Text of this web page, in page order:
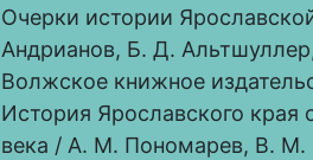
Очерки истории
Андрианов, Б. Д.
Волжское книжное
История Ярославского края
века / А. М. Пономарев, В.